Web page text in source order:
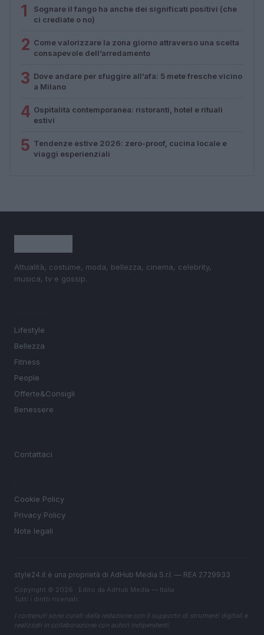
1
Sognare il fango ha anche dei significati positivi (che
ci crediate o no)
2 Come valorizzare la zona giorno attraverso una scelta
consapevole dell’arredamento
3 Dove andare per sfuggire all’afa: 5 mete fresche vicino
a Milano
4 Ospitalità contemporanea: ristoranti, hotel e rituali
estivi
5 Tendenze estive 2026: zero-proof, cucina locale e
viaggi esperienziali
Attualità, costume, moda, bellezza, cinema, celebrity,
musica, tv e gossip.
Lifestyle
Bellezza
Fitness
People
Offerte&Consigli
Benessere
Contattaci
Cookie Policy
Privacy Policy
Note legali
style24.it è una proprietà di AdHub Media S.r.l. — REA 2729933
Copyright © 2026 · Edito da AdHub Media — Italia
Tutti i diritti riservati
I contenuti sono curati dalla redazione con il supporto di strumenti digitali e
realizzati in collaborazione con autori indipendenti.